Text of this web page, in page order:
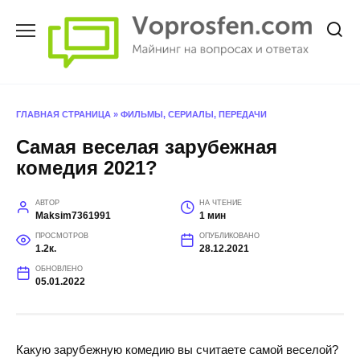
ГЛАВНАЯ СТРАНИЦА » ФИЛЬМЫ, СЕРИАЛЫ, ПЕРЕДАЧИ
Самая веселая зарубежная
комедия 2021?
АВТОР
Maksim7361991
НА ЧТЕНИЕ
1 мин
ПРОСМОТРОВ
1.2к.
ОПУБЛИКОВАНО
28.12.2021
ОБНОВЛЕНО
05.01.2022
Какую зарубежную комедию вы считаете самой веселой?